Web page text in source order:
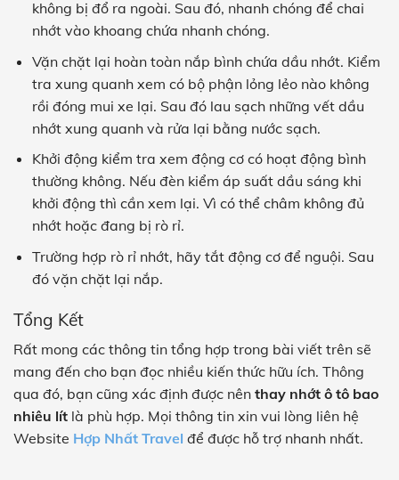
không bị đổ ra ngoài. Sau đó, nhanh chóng để chai
nhớt vào khoang chứa nhanh chóng.
Vặn chặt lại hoàn toàn nắp bình chứa dầu nhớt. Kiểm
tra xung quanh xem có bộ phận lỏng lẻo nào không
rồi đóng mui xe lại. Sau đó lau sạch những vết dầu
nhớt xung quanh và rửa lại bằng nước sạch.
Khởi động kiểm tra xem động cơ có hoạt động bình
thường không. Nếu đèn kiểm áp suất dầu sáng khi
khởi động thì cần xem lại. Vì có thể châm không đủ
nhớt hoặc đang bị rò rỉ.
Trường hợp rò rỉ nhớt, hãy tắt động cơ để nguội. Sau
đó vặn chặt lại nắp.
Tổng Kết
Rất mong các thông tin tổng hợp trong bài viết trên sẽ
mang đến cho bạn đọc nhiều kiến thức hữu ích. Thông
qua đó, bạn cũng xác định được nên thay nhớt ô tô bao
nhiêu lít là phù hợp. Mọi thông tin xin vui lòng liên hệ
Website Hợp Nhất Travel để được hỗ trợ nhanh nhất.